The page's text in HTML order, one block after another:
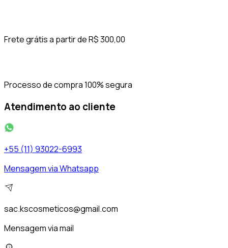
Frete grátis a partir de R$ 300,00
Processo de compra 100% segura
Atendimento ao cliente
+55 (11) 93022-6993
Mensagem via Whatsapp
sac.kscosmeticos@gmail.com
Mensagem via mail